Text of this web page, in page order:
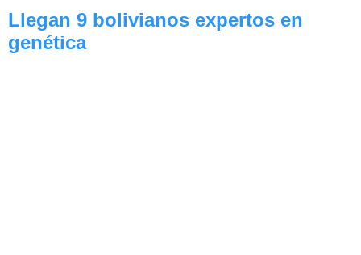
Llegan 9 bolivianos expertos en
genética